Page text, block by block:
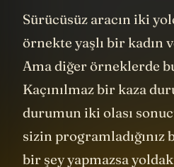
Sürücüsüz aracın iki
örnekte yaşlı bir kadın
Ama diğer örneklerde
Kaçınılmaz bir kaza
durumun iki olası
sizin programladığınız